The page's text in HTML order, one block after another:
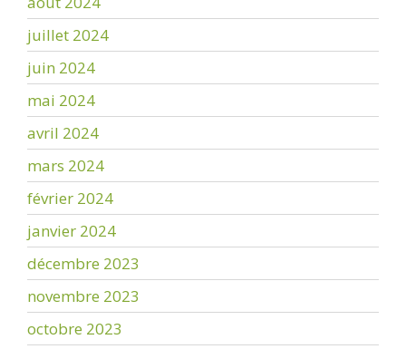
juillet 2024
juin 2024
mai 2024
avril 2024
mars 2024
février 2024
janvier 2024
décembre 2023
novembre 2023
octobre 2023